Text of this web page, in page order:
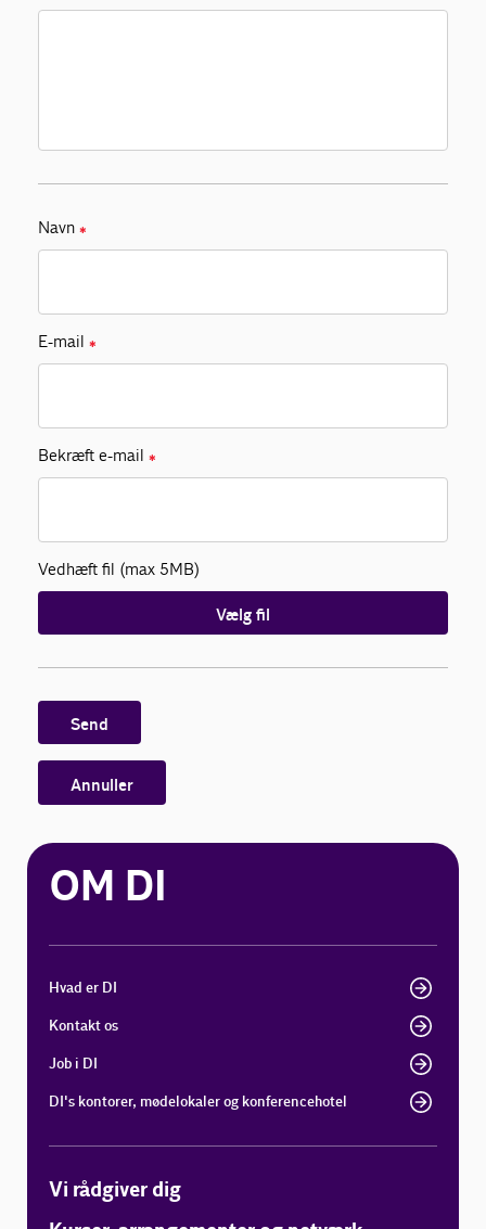
Navn ✱
E-mail ✱
Bekræft e-mail ✱
Vedhæft fil (max 5MB)
Vælg fil
Send
Annuller
OM DI
Hvad er DI
Kontakt os
Job i DI
DI's kontorer, mødelokaler og konferencehotel
Vi rådgiver dig